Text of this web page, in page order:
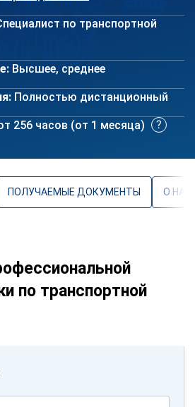
по транспортной
Высшее, среднее
Полностью дистанционный
256 часов (от 1 месяца)
ПОЛУЧАЕМЫЕ ДОКУМЕНТЫ О
по транспортной